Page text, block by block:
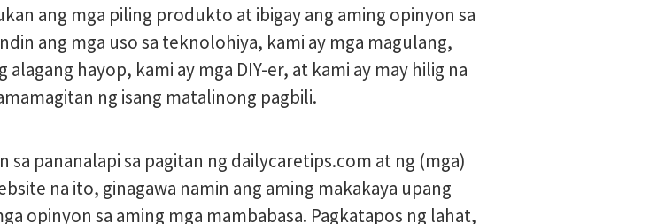
ang mga piling produkto at ibigay ang aming opinyon sa
ang mga uso sa teknolohiya, kami ay mga magulang,
hayop, kami ay mga DIY-er, at kami ay may hilig na
ng isang matalinong pagbili.
sa pananalapi sa pagitan ng dailycaretips.com at ng (mga)
na ito, ginagawa namin ang aming makakaya upang
opinyon sa aming mga mambabasa. Pagkatapos ng lahat,